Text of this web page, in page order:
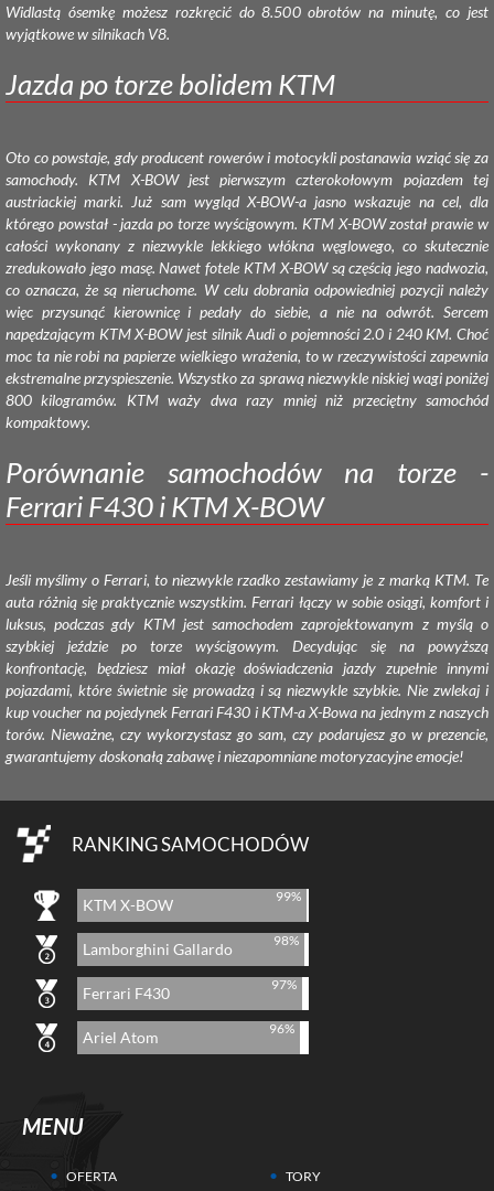
Widlastą ósemkę możesz rozkręcić do 8.500 obrotów na minutę, co jest
wyjątkowe w silnikach V8.
Jazda po torze bolidem KTM
Oto co powstaje, gdy producent rowerów i motocykli postanawia wziąć się za
samochody. KTM X-BOW jest pierwszym czterokołowym pojazdem tej
austriackiej marki. Już sam wygląd X-BOW-a jasno wskazuje na cel, dla
którego powstał - jazda po torze wyścigowym. KTM X-BOW został prawie w
całości wykonany z niezwykle lekkiego włókna węglowego, co skutecznie
zredukowało jego masę. Nawet fotele KTM X-BOW są częścią jego nadwozia,
co oznacza, że są nieruchome. W celu dobrania odpowiedniej pozycji należy
więc przysunąć kierownicę i pedały do siebie, a nie na odwrót. Sercem
napędzającym KTM X-BOW jest silnik Audi o pojemności 2.0 i 240 KM. Choć
moc ta nie robi na papierze wielkiego wrażenia, to w rzeczywistości zapewnia
ekstremalne przyspieszenie. Wszystko za sprawą niezwykle niskiej wagi poniżej
800 kilogramów. KTM waży dwa razy mniej niż przeciętny samochód
kompaktowy.
Porównanie samochodów na torze -
Ferrari F430 i KTM X-BOW
Jeśli myślimy o Ferrari, to niezwykle rzadko zestawiamy je z marką KTM. Te
auta różnią się praktycznie wszystkim. Ferrari łączy w sobie osiągi, komfort i
luksus, podczas gdy KTM jest samochodem zaprojektowanym z myślą o
szybkiej jeździe po torze wyścigowym. Decydując się na powyższą
konfrontację, będziesz miał okazję doświadczenia jazdy zupełnie innymi
pojazdami, które świetnie się prowadzą i są niezwykle szybkie. Nie zwlekaj i
kup voucher na pojedynek Ferrari F430 i KTM-a X-Bowa na jednym z naszych
torów. Nieważne, czy wykorzystasz go sam, czy podarujesz go w prezencie,
gwarantujemy doskonałą zabawę i niezapomniane motoryzacyjne emocje!
RANKING SAMOCHODÓW
99%
KTM X-BOW
98%
Lamborghini Gallardo
97%
Ferrari F430
96%
Ariel Atom
MENU
OFERTA TORY